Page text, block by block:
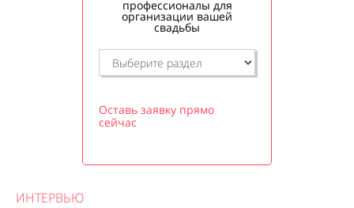
профессионалы для
организации вашей
свадьбы
Оставь заявку прямо
сейчас
ИНТЕРВЬЮ